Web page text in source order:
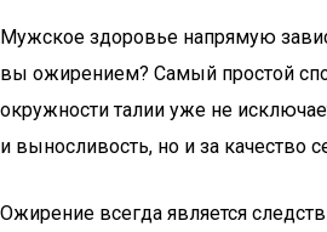
Мужское здоровье напрямую
вы ожирением? Самый простой
окружности талии уже не
и выносливость, но и за качество
Ожирение всегда является